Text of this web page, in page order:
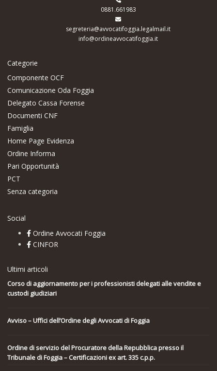
0881.661983
segreteria@avvocatifoggia.legalmail.it
info@ordineavvocatifoggia.it
Categorie
Componente OCF
Comunicazione Oda Foggia
Delegato Cassa Forense
Documenti CNF
Famiglia
Home Page Evidenza
Ordine Informa
Pari Opportunità
PCT
Senza categoria
Social
Ordine Avvocati Foggia
CINFOR
Ultimi articoli
Corso di aggiornamento per i professionisti delegati alle vendite e
custodi giudiziari
Avviso – Uffici dell’Ordine degli Avvocati di Foggia
Ordine di servizio del Procuratore della Repubblica presso il
Tribunale di Foggia – Certificazioni ex art. 335 c.p.p.